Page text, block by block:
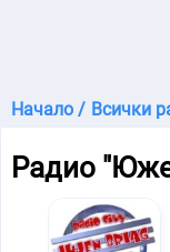
Начало / Всички
Радио